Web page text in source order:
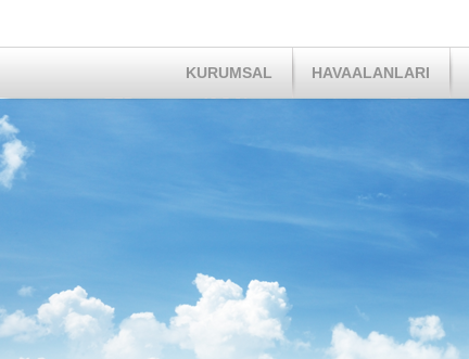
KURUMSAL HAVAALANLARI